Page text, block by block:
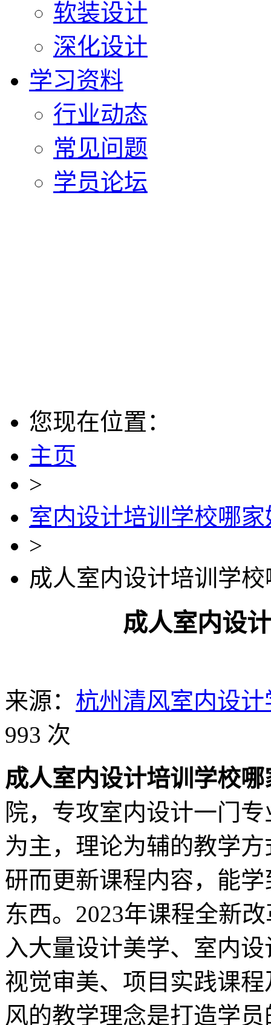
软装设计
深化设计
学习资料
行业动态
常见问题
学员论坛
您现在位置：
主页
>
室内设计培训学校哪家
>
成人室内设计培训学
成人室内设
来源： 杭州清风室内设计
993 次
成人室内设计培训学校哪
院，专攻室内设计一门
为主，理论为辅的教学
研而更新课程内容，能
东西。2023年课程全新
入大量设计美学、室内
视觉审美、项目实践课
风的教学理念是打造学